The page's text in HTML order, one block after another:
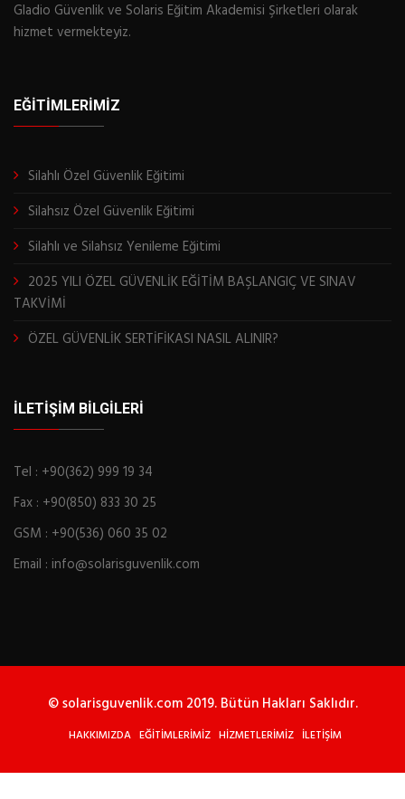
Gladio Güvenlik ve Solaris Eğitim Akademisi Şirketleri olarak
hizmet vermekteyiz.
EĞITIMLERIMIZ
Silahlı Özel Güvenlik Eğitimi
Silahsız Özel Güvenlik Eğitimi
Silahlı ve Silahsız Yenileme Eğitimi
2025 YILI ÖZEL GÜVENLİK EĞİTİM BAŞLANGIÇ VE SINAV
TAKVİMİ
ÖZEL GÜVENLİK SERTİFİKASI NASIL ALINIR?
İLETIŞIM BILGILERI
Tel : +90(362) 999 19 34
Fax : +90(850) 833 30 25
GSM : +90(536) 060 35 02
Email : info@solarisguvenlik.com
© solarisguvenlik.com 2019. Bütün Hakları Saklıdır.
HAKKIMIZDA EĞİTİMLERİMİZ HİZMETLERİMİZ İLETİŞİM